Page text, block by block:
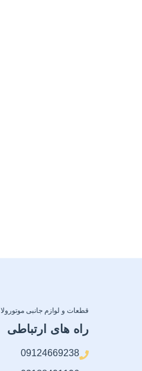
قطعات و لوازم جانبی موتورولا
راه های ارتباطی
09124669238